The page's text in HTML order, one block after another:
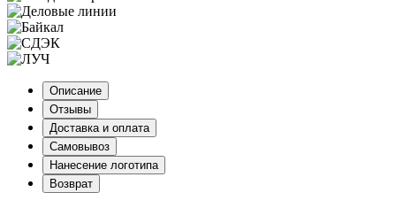
Описание
Отзывы
Доставка и оплата
Самовывоз
Нанесение логотипа
Возврат